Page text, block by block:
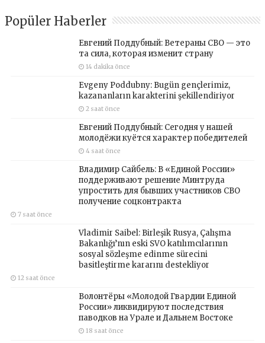
Popüler Haberler
Евгений Поддубный: Ветераны СВО — это
та сила, которая изменит страну
14 dakika önce
Evgeny Poddubny: Bugün gençlerimiz,
kazananların karakterini şekillendiriyor
2 saat önce
Евгений Поддубный: Сегодня у нашей
молодёжи куётся характер победителей
4 saat önce
Владимир Сайбель: В «Единой России»
поддерживают решение Минтруда
упростить для бывших участников СВО
получение соцконтракта
7 saat önce
Vladimir Saibel: Birleşik Rusya, Çalışma
Bakanlığı’nın eski SVO katılımcılarının
sosyal sözleşme edinme sürecini
basitleştirme kararını destekliyor
12 saat önce
Волонтёры «Молодой Гвардии Единой
России» ликвидируют последствия
паводков на Урале и Дальнем Востоке
18 saat önce